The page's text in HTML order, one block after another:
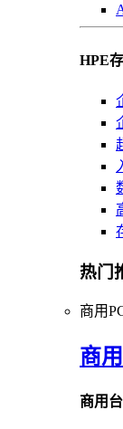
HPE
热门
商用
商
商用